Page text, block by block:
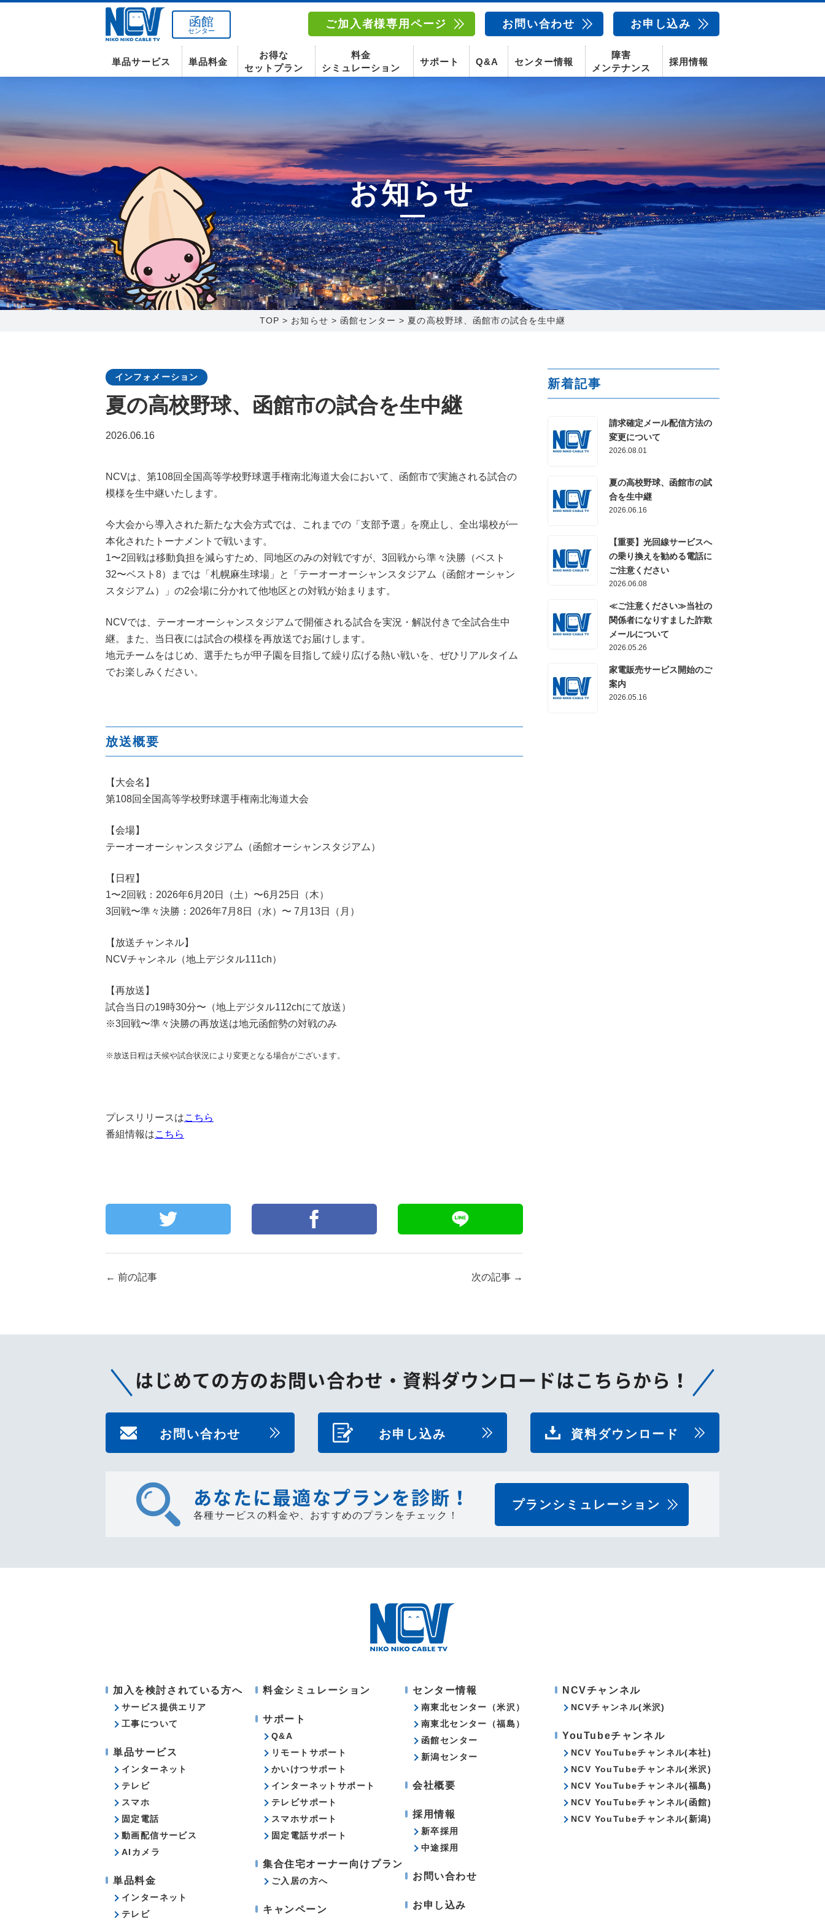
南東北センター(米沢)
〒992-0044
山形県米沢市春日四丁目2-75
0238-24-2525
営業時間 9:00～18:00
南東北センター(福島)
〒960-8252
福島県福島市御山字一本松17-1-1
0120-173-577
営業時間 9:15～18:00
0138-34-2525 025-210-1200
函館
センター
ご加入者様専用ページ お問い合わせ お申し込み
単品サービス
インターネット テレビ スマホ 固定電話 動画配信サービス AIカメラ
単品料金
インターネット テレビ スマホ 固定電話 動画配信サービス
お得な
セットプラン
料金
シミュレーション
サポート Q&A センター情報
南東北センター(米沢)
〒992-0044
山形県米沢市春日四丁目2-75
0238-24-2525
営業時間 9:00～18:00
南東北センター(福島)
〒960-8252
福島県福島市御山字一本松17-1-1
0120-173-577
営業時間 9:15～18:00
番組情報
函館センター
〒041-0801
北海道函館市桔梗町379-31
0138-34-2525
営業時間 9:00～18:00
番組情報
新潟県新潟市西区山田2310-39
025-210-1200
営業時間 9:00～18:00
障害
メンテナンス
採用情報
お知らせ
TOP > お知らせ > 函館センター > 夏の高校野球、函館市の試合を生中継
インフォメーション
夏の高校野球、函館市の試合を生中継
2026.06.16
NCVは、第108回全国高等学校野球選手権南北海道大会において、函館市で実施される試合の
模様を生中継いたします。
今大会から導入された新たな大会方式では、これまでの「支部予選」を廃止し、全出場校が一
本化されたトーナメントで戦います。
1〜2回戦は移動負担を減らすため、同地区のみの対戦ですが、3回戦から準々決勝（ベスト
32〜ベスト8）までは「札幌麻生球場」と「テーオーオーシャンスタジアム（函館オーシャン
スタジアム）」の2会場に分かれて他地区との対戦が始まります。
NCVでは、テーオーオーシャンスタジアムで開催される試合を実況・解説付きで全試合生中
継。また、当日夜には試合の模様を再放送でお届けします。
地元チームをはじめ、選手たちが甲子園を目指して繰り広げる熱い戦いを、ぜひリアルタイム
でお楽しみください。
放送概要
【大会名】
第108回全国高等学校野球選手権南北海道大会
【会場】
テーオーオーシャンスタジアム（函館オーシャンスタジアム）
【日程】
1〜2回戦：2026年6月20日（土）〜6月25日（木）
3回戦〜準々決勝：2026年7月8日（水）〜 7月13日（月）
【放送チャンネル】
NCVチャンネル（地上デジタル111ch）
【再放送】
試合当日の19時30分〜（地上デジタル112chにて放送）
※3回戦〜準々決勝の再放送は地元函館勢の対戦のみ
※放送日程は天候や試合状況により変更となる場合がございます。
プレスリリースはこちら
番組情報はこちら
← 前の記事 次の記事 →
新着記事
請求確定メール配信方法の
変更について
2026.08.01
夏の高校野球、函館市の試
合を生中継
2026.06.16
【重要】光回線サービスへ
の乗り換えを勧める電話に
ご注意ください
2026.06.08
≪ご注意ください≫当社の
関係者になりすました詐欺
メールについて
2026.05.26
家電販売サービス開始のご
案内
2026.05.16
はじめての方のお問い合わせ・ 資料ダウンロードはこちらから！
お問い合わせ お申し込み 資料ダウンロード
あなたに最適なプランを診断！
各種サービスの料金や、 おすすめのプランをチェック！
プランシミュレーション
加入を検討されている方へ
サービス提供エリア
工事について
単品サービス
インターネット
テレビ
スマホ
固定電話
動画配信サービス
AIカメラ
単品料金
インターネット
テレビ
料金シミュレーション
サポート
Q&A
リモートサポート
かいけつサポート
インターネットサポート
テレビサポート
スマホサポート
固定電話サポート
集合住宅オーナー向けプラン
ご入居の方へ
キャンペーン
センター情報
南東北センター（米沢）
南東北センター（福島）
函館センター
新潟センター
会社概要
採用情報
新卒採用
中途採用
お問い合わせ
お申し込み
NCVチャンネル
NCVチャンネル(米沢)
YouTubeチャンネル
NCV YouTubeチャンネル(本社)
NCV YouTubeチャンネル(米沢)
NCV YouTubeチャンネル(福島)
NCV YouTubeチャンネル(函館)
NCV YouTubeチャンネル(新潟)